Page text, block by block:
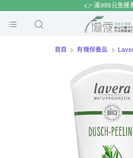
時 特賣
👉 滿999元免運
首頁 有機保養品